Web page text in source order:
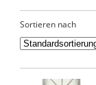
Sortieren nach